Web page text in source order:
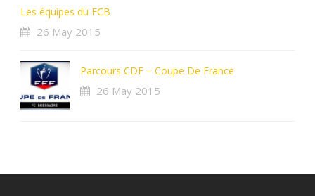
Les équipes du FCB
26 May 2015
Parcours CDF – Coupe De France
26 May 2015